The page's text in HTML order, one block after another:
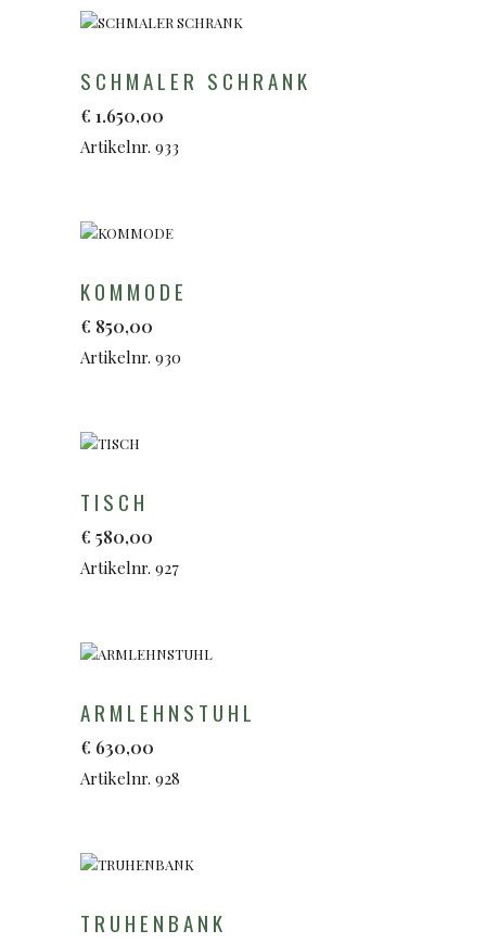
SCHMALER SCHRANK
€ 1.650,00
Artikelnr. 933
KOMMODE
€ 850,00
Artikelnr. 930
TISCH
€ 580,00
Artikelnr. 927
ARMLEHNSTUHL
€ 630,00
Artikelnr. 928
TRUHENBANK